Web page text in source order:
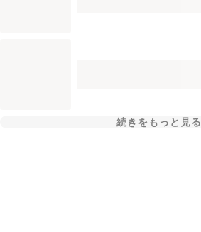
続きをもっと見る